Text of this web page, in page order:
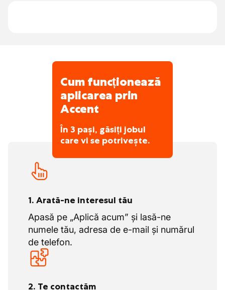
Cum funcționează
aplicarea prin
Accent
În 3 pași, găsiți jobul
care vi se potrivește.
1. Arată-ne interesul tău
Apasă pe „Aplică acum” și lasă-ne
numele tău, adresa de e-mail și numărul
de telefon.
2. Te contactăm